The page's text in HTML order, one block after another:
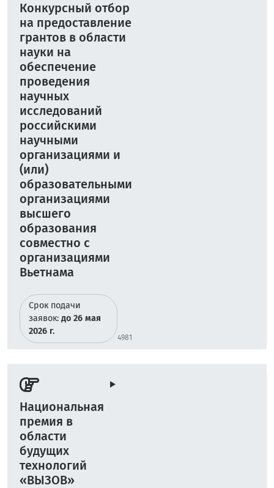
Конкурсный отбор
на предоставление
грантов в области
науки на
обеспечение
проведения
научных
исследований
российскими
научными
организациями и
(или)
образовательными
организациями
высшего
образования
совместно с
организациями
Вьетнама
Срок подачи
заявок:до 26 мая
2026 г.
4981
Национальная
премия в
области
будущих
технологий
«ВЫЗОВ»